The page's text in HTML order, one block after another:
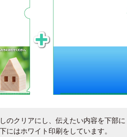
のクリアにし、伝えたい内容を下部に
にはホワイト印刷をしています。